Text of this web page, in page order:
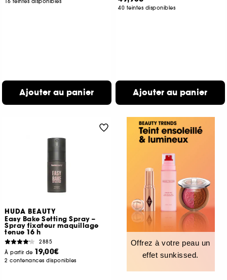
Ajouter au panier
40 teintes disponibles
Ajouter au panier
HUDA BEAUTY
Easy Bake Setting Spray –
Spray fixateur maquillage
tenue 16 h
2885
À partir de 19,00€
2 contenances disponibles
Offrez à votre peau un
effet sunkissed.